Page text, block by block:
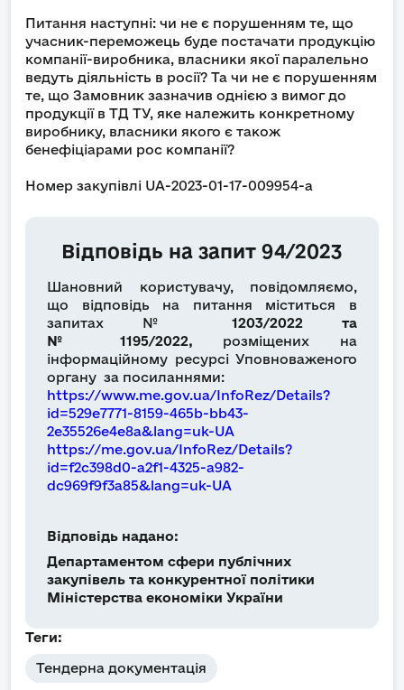
Питання наступні: чи не є порушенням те, що
учасник-переможець буде постачати продукцію
компанії-виробника, власники якої паралельно
ведуть діяльність в росії? Та чи не є порушенням
те, що Замовник зазначив однією з вимог до
продукції в ТД ТУ, яке належить конкретному
виробнику, власники якого є також
бенефіціарами рос компанії?
Номер закупівлі UA-2023-01-17-009954-a
Відповідь на запит 94/2023
Шановний користувачу, повідомляємо,
що відповідь на питання міститься в
запитах № 1203/2022 та
№ 1195/2022, розміщених на
інформаційному ресурсі Уповноваженого
органу за посиланнями:
https://www.me.gov.ua/InfoRez/Details?
id=529e7771-8159-465b-bb43-
2e35526e4e8a&lang=uk-UA
https://me.gov.ua/InfoRez/Details?
id=f2c398d0-a2f1-4325-a982-
dc969f9f3a85&lang=uk-UA
Відповідь надано:
Департаментом сфери публічних
закупівель та конкурентної політики
Міністерства економіки України
Теги:
Тендерна документація